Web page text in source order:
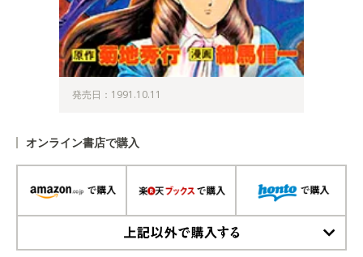
発売日：1991.10.11
オンライン書店で購入